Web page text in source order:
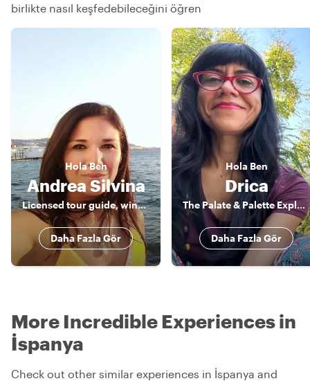
birlikte nasıl keşfedebileceğini öğren
HolaBen
Andrea Silvina
Licensed tour guide, wine lover & foodie
Daha Fazla Gör
Hola Ben
Drica
The Palate & Palette Explorer
Daha Fazla Gör
More Incredible Experiences in
İspanya
Check out other similar experiences in İspanya and